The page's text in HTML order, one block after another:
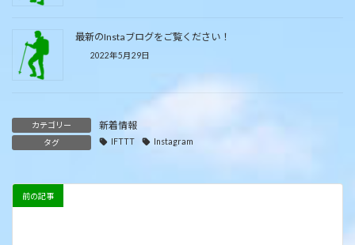
最新のInstaブログをご覧ください！
2022年5月29日
カテゴリー 新着情報
タグ IFTTT Instagram
前の記事